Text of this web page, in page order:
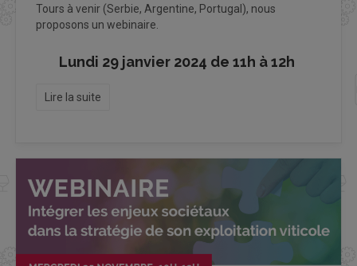
Tours à venir (Serbie, Argentine, Portugal), nous
proposons un webinaire.
Lundi 29 janvier 2024 de 11h à 12h
Lire la suite